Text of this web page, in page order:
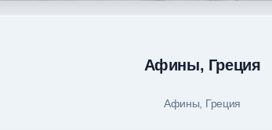
Афины, Греция
Афины, Греция